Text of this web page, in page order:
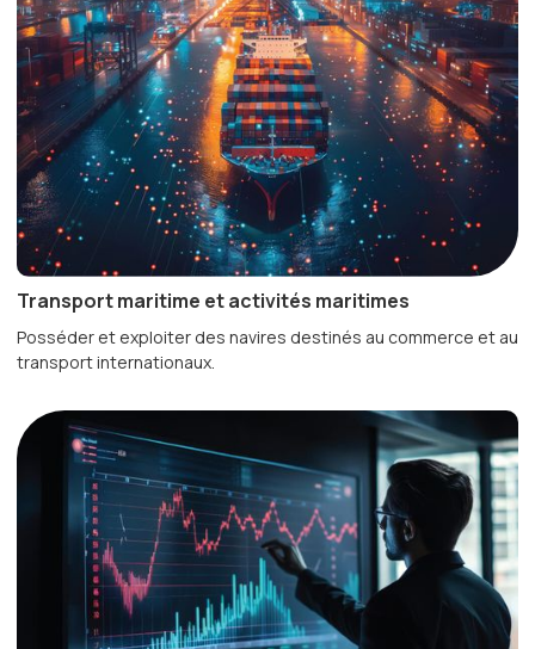
Transport maritime et activités maritimes
Posséder et exploiter des navires destinés au commerce et au
transport internationaux.